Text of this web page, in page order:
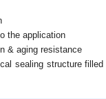
the application
& aging resistance
sealing structure